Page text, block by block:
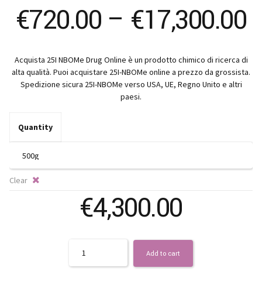
€720.00 – €17,300.00
Acquista 25I NBOMe Drug Online è un prodotto chimico di ricerca di
alta qualità. Puoi acquistare 25I-NBOMe online a prezzo da grossista.
Spedizione sicura 25I-NBOMe verso USA, UE, Regno Unito e altri
paesi.
Quantity
Clear
€4,300.00
Add to cart